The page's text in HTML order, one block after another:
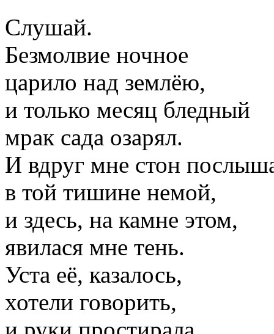
Слушай.
Безмолвие ночное
царило над землёю,
и только месяц бледный
мрак сада озарял.
И вдруг мне стон
в той тишине немой,
и здесь, на камне этом,
явилася мне тень.
Уста её, казалось,
хотели говорить,